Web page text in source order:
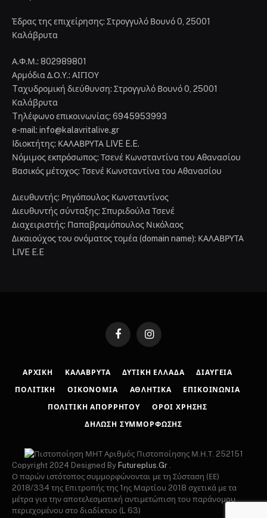
Έδρας της επιχείρησης: Στρογγυλό Βουνό 0, 25001
Καλάβρυτα
Α.Φ.Μ.: 802989801
Αρμόδια Δ.Ο.Υ.: ΑΙΓΙΟΥ
Tαχυδρομική διεύθυνση: Στρογγυλό Βουνό 0, 25001
Καλάβρυτα
Tηλέφωνο επικοινωνίας: 6945953993
e-mail: info@kalavritalive.gr
Iδιοκτήτης: ΚΑΛΑΒΡΥΤΑ LIVE E.E.
Νόμιμος εκπρόσωπος: Τσενέ Κωνσταντίνα του Αθανασίου
Βασικός μέτοχος: Τσενέ Κωνσταντίνα του Αθανασίου
Διευθυντής: Ρηγόπουλος Κωνσταντίνος
Διευθυντής σύνταξης: Σπυριδούλα Τσενέ
Διαχειριστής: Παπαβραμόπουλος Νικόλαος
Δικαιούχος του ονόματος τομέα (domain name): ΚΑΛΑΒΡΥΤΑ
LIVE E.E
FacebookInstagram
ΑΡΧΙΚΉ ΚΑΛΆΒΡΥΤΑ ΔΥΤΙΚΉ ΕΛΛΆΔΑ ΔΙΑΎΓΕΙΑ
ΠΟΛΙΤΙΚΉ ΟΙΚΟΝΟΜΊΑ ΑΘΛΗΤΙΚΆ ΕΠΙΚΟΙΝΩΝΊΑ
ΠΟΛΙΤΙΚΉ ΑΠΟΡΡΉΤΟΥ ΌΡΟΙ ΧΡΉΣΗΣ
ΔΉΛΩΣΗ ΣΥΜΜΌΡΦΩΣΗΣ
Αριθμός Πιστοποίησης Μ.Η.Τ. 252151
Copyright 2024 Designed By Futureplus.Gr .
Ο παρών ιστότοπος συμμορφώνονται με τη Σύσταση (ΕΕ)
2018/334 της Επιτροπής της 1ης Μαρτίου 2018 σχετικά με τα
μέτρα για την αποτελεσματική αντιμετώπιση του παράνομου
περιεχομένου στο διαδίκτυο (L 63)